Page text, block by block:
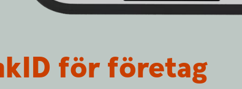
för företag